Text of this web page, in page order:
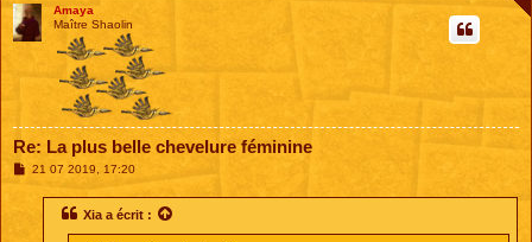
Amaya
Maître Shaolin
Re: La plus belle chevelure féminine
M21 07 2019, 17:20
Xiaa écrit :